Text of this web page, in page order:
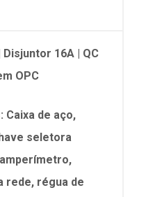
16A | QC
OPC
de aço,
seletora
rede, régua de